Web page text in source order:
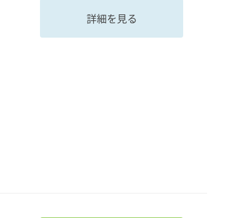
詳細を見る